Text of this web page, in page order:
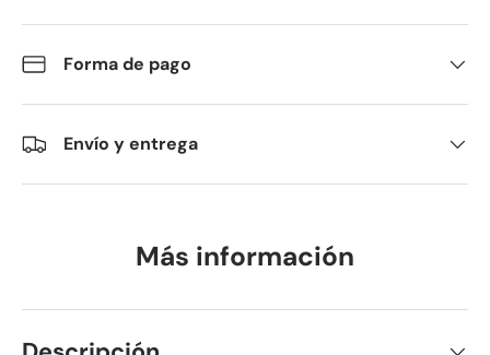
Forma de pago
Envío y entrega
Más información